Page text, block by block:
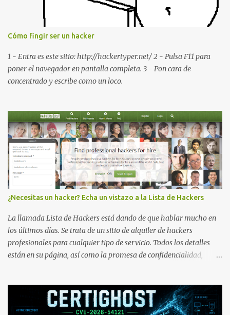
dirección Bluetooth del smartphone *#*#232338#*#* : Muestra
la dirección MAC del la tarjeta WiFi del dispositivo *#*#2663#*#*
: Visualiza la versión de la pantalla táctil del smartphone
*#*#3264#*#* : Muestra que versión de memoria RAM está
disponible en el smartphone o la tablet *#*#34971539#*#* :
Visualiza la información detallada d...
Cómo fingir ser un hacker
1 - Entra es este sitio: http://hackertyper.net/ 2 - Pulsa F11 para
poner el navegador en pantalla completa. 3 - Pon cara de
concentrado y escribe como un loco.
¿Necesitas un hacker? Echa un vistazo a la Lista de Hackers
La llamada Lista de Hackers está dando de que hablar mucho en
los últimos días. Se trata de un sitio de alquiler de hackers
profesionales para cualquier tipo de servicio. Todos los detalles
están en su página, así como la promesa de confidencialidad,
contratados desde la plataforma. En el sitio se asegura de que
Lista de Hackers, con identidades desconocidas, fue creada para un